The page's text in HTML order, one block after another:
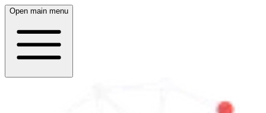
Open main menu